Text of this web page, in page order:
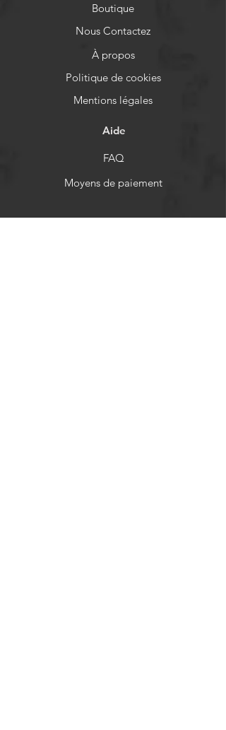
Boutique
Nous Contactez
À propos
Politique de cookies
Mentions légales
Aide
FAQ
Moyens de paiement